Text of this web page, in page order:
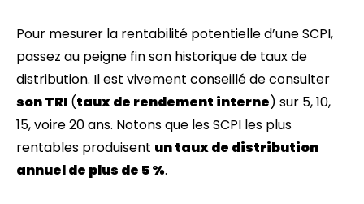
Pour mesurer la rentabilité potentielle d’une SCPI,
passez au peigne fin son historique de taux de
distribution. Il est vivement conseillé de consulter
son TRI (taux de rendement interne) sur 5, 10,
15, voire 20 ans. Notons que les SCPI les plus
rentables produisent un taux de distribution
annuel de plus de 5 %.